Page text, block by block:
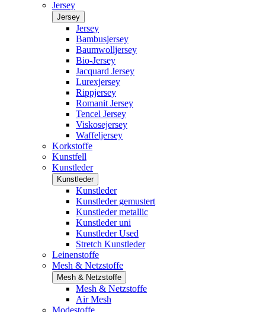
Jersey
Jersey
Jersey
Bambusjersey
Baumwolljersey
Bio-Jersey
Jacquard Jersey
Lurexjersey
Rippjersey
Romanit Jersey
Tencel Jersey
Viskosejersey
Waffeljersey
Korkstoffe
Kunstfell
Kunstleder
Kunstleder
Kunstleder
Kunstleder gemustert
Kunstleder metallic
Kunstleder uni
Kunstleder Used
Stretch Kunstleder
Leinenstoffe
Mesh & Netzstoffe
Mesh & Netzstoffe
Mesh & Netzstoffe
Air Mesh
Modestoffe